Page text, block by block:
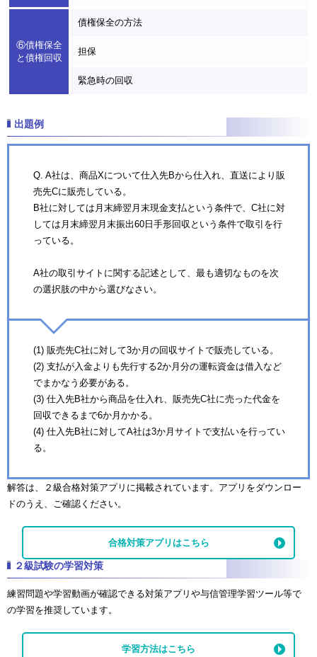
⑥債権保全
と債権回収
債権保全の方法
担保
緊急時の回収
出題例
Q. A社は、商品Xについて仕入先Bから仕入れ、直送により販
売先Cに販売している。
B社に対しては月末締翌月末現金支払という条件で、C社に対
しては月末締翌月末振出60日手形回収という条件で取引を行
っている。
A社の取引サイトに関する記述として、最も適切なものを次
の選択肢の中から選びなさい。
(1) 販売先C社に対して3か月の回収サイトで販売している。
(2) 支払が入金よりも先行する2か月分の運転資金は借入など
でまかなう必要がある。
(3) 仕入先B社から商品を仕入れ、販売先C社に売った代金を
回収できるまで6か月かかる。
(4) 仕入先B社に対してA社は3か月サイトで支払いを行ってい
る。
解答は、２級合格対策アプリに掲載されています。アプリをダウンロー
ドのうえ、ご確認ください。
合格対策アプリはこちら
２級試験の学習対策
練習問題や学習動画が確認できる対策アプリや与信管理学習ツール等で
の学習を推奨しています。
学習方法はこちら